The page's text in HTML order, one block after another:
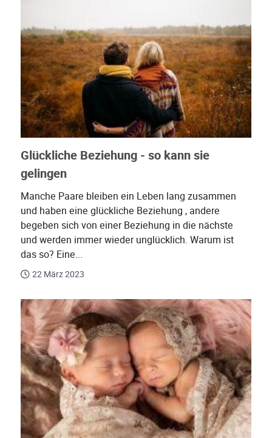
Glückliche Beziehung - so kann sie
gelingen
Manche Paare bleiben ein Leben lang zusammen
und haben eine glückliche Beziehung , andere
begeben sich von einer Beziehung in die nächste
und werden immer wieder unglücklich. Warum ist
das so? Eine...
22 März 2023